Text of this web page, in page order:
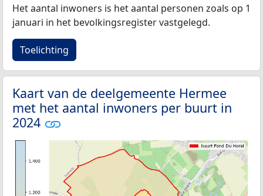
Het aantal inwoners is het aantal personen zoals op 1
januari in het bevolkingsregister vastgelegd.
Toelichting
Kaart van de deelgemeente Hermee
met het aantal inwoners per buurt in
2024